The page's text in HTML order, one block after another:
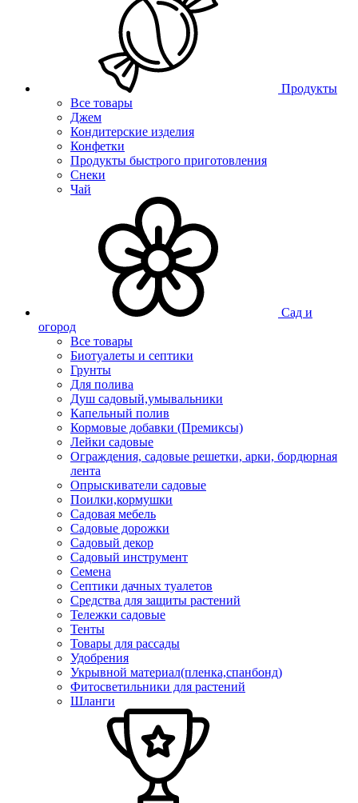
Продукты
Все товары
Джем
Кондитерские изделия
Конфетки
Продукты быстрого приготовления
Снеки
Чай
Сад и
огород
Все товары
Биотуалеты и септики
Грунты
Для полива
Душ садовый,умывальники
Капельный полив
Кормовые добавки (Премиксы)
Лейки садовые
Ограждения, садовые решетки, арки, бордюрная
лента
Опрыскиватели садовые
Поилки,кормушки
Садовая мебель
Садовые дорожки
Садовый декор
Садовый инструмент
Семена
Септики дачных туалетов
Средства для защиты растений
Тележки садовые
Тенты
Товары для рассады
Удобрения
Укрывной материал(пленка,спанбонд)
Фитосветильники для растений
Шланги